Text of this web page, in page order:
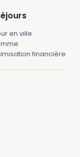
en ville
financière